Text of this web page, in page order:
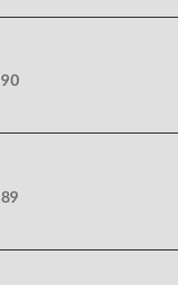
90 آهنگ
89 آهنگ